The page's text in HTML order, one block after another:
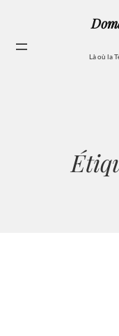
contenu
Là où la